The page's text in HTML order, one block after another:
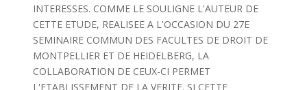
INTERESSES. COMME LE SOULIGNE L'AUTEUR DE
CETTE ETUDE, REALISEE A L'OCCASION DU 27E
SEMINAIRE COMMUN DES FACULTES DE DROIT DE
MONTPELLIER ET DE HEIDELBERG, LA
COLLABORATION DE CEUX-CI PERMET
L'ETABLISSEMENT DE LA VERITE. SI CETTE